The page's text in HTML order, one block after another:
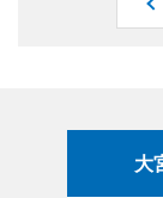
大